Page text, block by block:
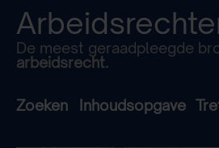
De meest geraadpleegde
arbeidsrecht.
Zoeken Inhoudsopgave